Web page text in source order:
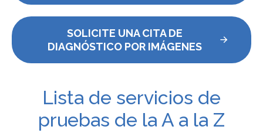
SOLICITE UNA CITA DE
DIAGNÓSTICO POR IMÁGENES
Lista de servicios de
pruebas de la A a la Z